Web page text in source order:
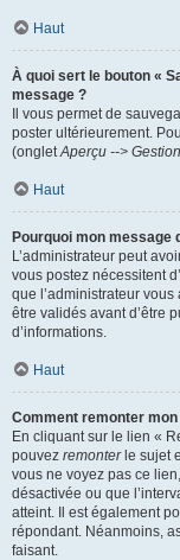
Haut
À quoi sert le bouton «
message ?
Il vous permet de
poster ultérieurement.
(ongletAperçu -->
Haut
Pourquoi mon message
L’administrateur peut
vous postez nécessitent
que l’administrateur
être validés avant d’être
d’informations.
Haut
Comment remonter
En cliquant sur le lien «
pouvez remonterle sujet
vous ne voyez pas ce
désactivée ou que
atteint. Il est également
répondant. Néanmoins,
faisant.